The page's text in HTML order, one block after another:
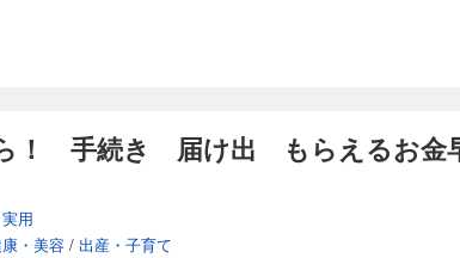
！ 手続き 届け出 もらえるお金
用
・美容 / 出産・子育て